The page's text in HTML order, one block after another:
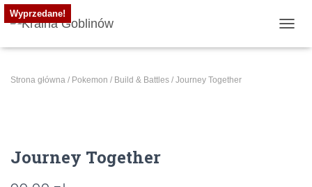
Strona główna / Pokemon / Build & Battles / Journey Together
Wyprzedane!
Journey Together